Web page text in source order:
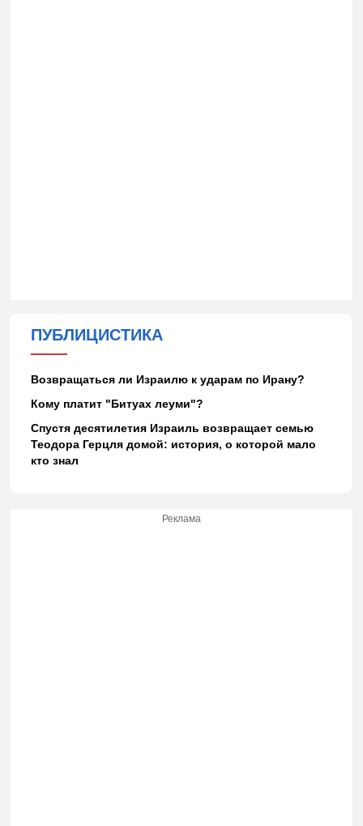
ПУБЛИЦИСТИКА
Возвращаться ли Израилю к ударам по Ирану?
Кому платит "Битуах леуми"?
Спустя десятилетия Израиль возвращает семью
Теодора Герцля домой: история, о которой мало
кто знал
Реклама